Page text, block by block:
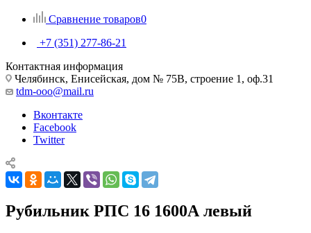
Сравнение товаров0
+7 (351) 277-86-21
Контактная информация
Челябинск, Енисейская, дом № 75В, строение 1, оф.31
tdm-ooo@mail.ru
Вконтакте
Facebook
Twitter
Рубильник РПС 16 1600А левый